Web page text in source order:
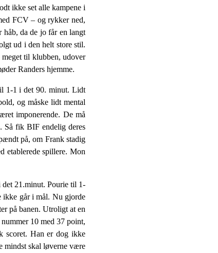
ikke set alle kampene i
FCV – og rykker ned,
da de jo får en langt
ud i den helt store stil.
til klubben, udover
Randers hjemme.
1-1 i det 90. minut. Lidt
og måske lidt mental
imponerende. De må
Så fik BIF endelig deres
på, om Frank stadig
etablerede spillere. Mon
21.minut. Pourie til 1-
ikke går i mål. Nu gjorde
på banen. Utroligt at en
10 med 37 point,
scoret. Han er dog ikke
mindst skal løverne være